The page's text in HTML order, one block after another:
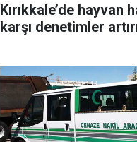
Kırıkkale’de hayvan
karşı denetimler